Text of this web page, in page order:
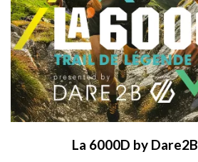
La 6000D by Dare2B